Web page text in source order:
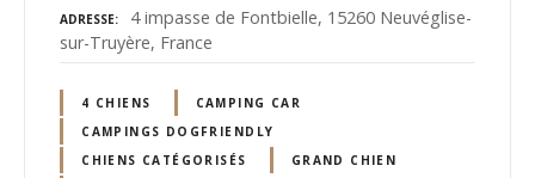
ADRESSE
4 impasse de Fontbielle, 15260 Neuvéglise-
sur-Truyère, France
4 CHIENS
CAMPING CAR
CAMPINGS DOGFRIENDLY
CHIENS CATÉGORISÉS
GRAND CHIEN